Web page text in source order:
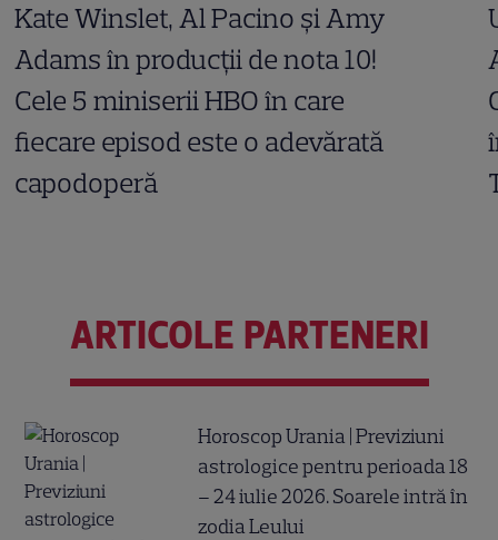
Kate Winslet, Al Pacino și Amy
Adams în producții de nota 10!
Cele 5 miniserii HBO în care
fiecare episod este o adevărată
capodoperă
ARTICOLE PARTENERI
Horoscop Urania | Previziuni
astrologice pentru perioada 18
– 24 iulie 2026. Soarele intră în
zodia Leului